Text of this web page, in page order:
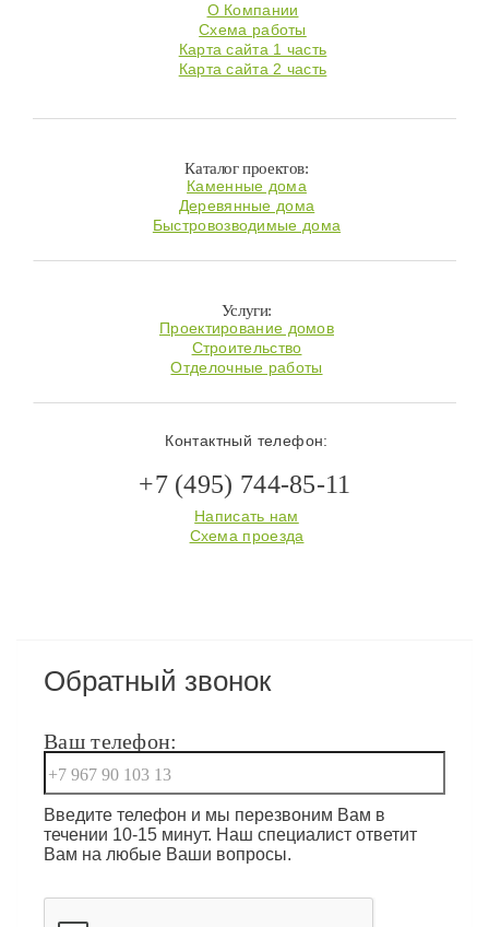
О Компании
Схема работы
Карта сайта 1 часть
Карта сайта 2 часть
Каталог проектов:
Каменные дома
Деревянные дома
Быстровозводимые дома
Услуги:
Проектирование домов
Строительство
Отделочные работы
Контактный телефон:
+7 (495) 744-85-11
Написать нам
Схема проезда
Обратный звонок
Ваш телефон:
Введите телефон и мы перезвоним Вам в
течении 10-15 минут. Наш специалист ответит
Вам на любые Ваши вопросы.